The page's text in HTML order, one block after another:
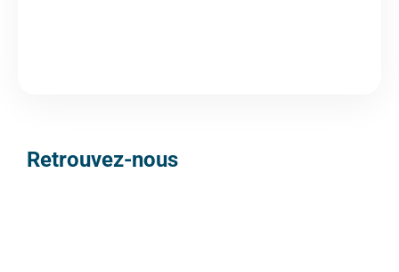
Retrouvez-nous